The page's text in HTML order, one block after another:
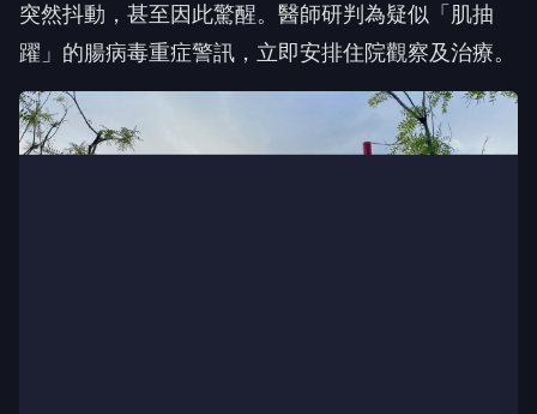
突然抖動，甚至因此驚醒。醫師研判為疑似「肌抽
躍」的腸病毒重症警訊，立即安排住院觀察及治療。